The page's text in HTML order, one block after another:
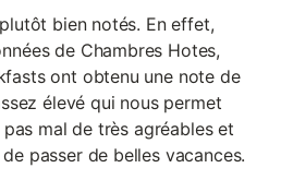
bien notés. En effet,
de Chambres Hotes,
ont obtenu une note de
élevé qui nous permet
mal de très agréables et
passer de belles vacances.